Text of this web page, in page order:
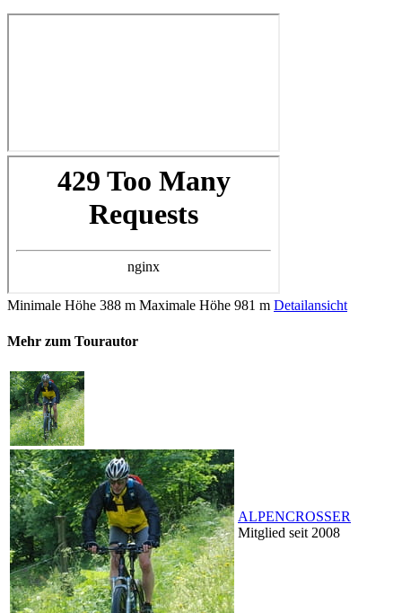
Minimale Höhe 388 m Maximale Höhe 981 m Detailansicht
Mehr zum Tourautor
ALPENCROSSER
Mitglied seit 2008